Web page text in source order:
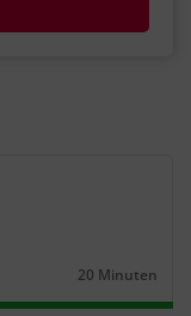
Dauer:
20 Minuten